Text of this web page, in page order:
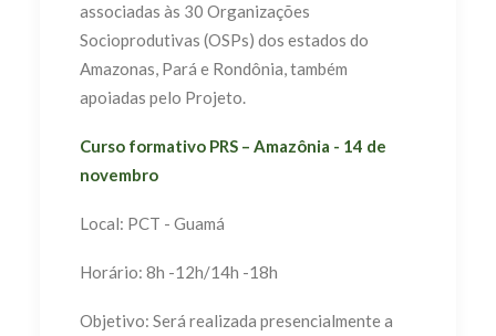
associadas às 30 Organizações
Socioprodutivas (OSPs) dos estados do
Amazonas, Pará e Rondônia, também
apoiadas pelo Projeto.
Curso formativo PRS – Amazônia - 14 de
novembro
Local: PCT - Guamá
Horário: 8h -12h/14h -18h
Objetivo: Será realizada presencialmente a